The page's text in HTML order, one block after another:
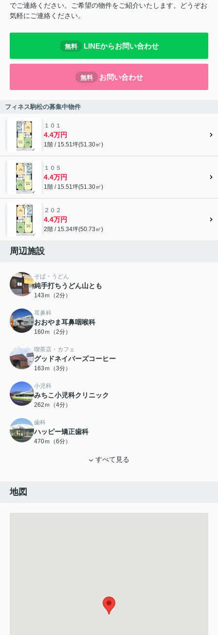
でご連絡ください。ご希望の物件をご紹介いたします。どうぞお
気軽にご連絡ください。
無料 LINEからお問い合わせ
無料 お問い合わせ
フィネス駒松の募集中物件
１０１
4.4万円
1階 / 15.51坪(51.30㎡)
１０５
4.4万円
1階 / 15.51坪(51.30㎡)
２０２
4.4万円
2階 / 15.34坪(50.73㎡)
周辺施設
そば・うどん
純手打ちうどん山とも
143ｍ（2分）
耳鼻科
おおやま耳鼻咽喉科
160ｍ（2分）
喫茶店・カフェ
グッドネイバーズコーヒー
163ｍ（3分）
小児科
みちこ小児科クリニック
262ｍ（4分）
歯科
ハッピー矯正歯科
470ｍ（6分）
すべて見る
地図